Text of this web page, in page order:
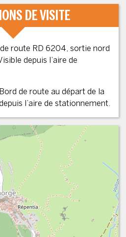
DE VISITE
route RD 6204, sortie nord
depuis l’aire de
de route au départ de la
l’aire de stationnement.